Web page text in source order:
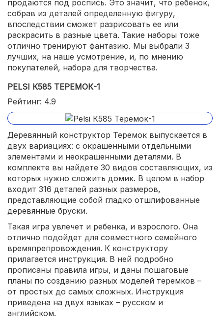
продаются под роспись. Это значит, что ребенок,
собрав из деталей определенную фигуру,
впоследствии сможет разрисовать ее или
раскрасить в разные цвета. Такие наборы тоже
отлично тренируют фантазию. Мы выбрали 3
лучших, на наше усмотрение, и, по мнению
покупателей, набора для творчества.
PELSI К585 ТЕРЕМОК-1
Рейтинг: 4.9
Деревянный конструктор Теремок выпускается в
двух вариациях: с окрашенными отдельными
элементами и неокрашенными деталями. В
комплекте вы найдете 30 видов составляющих, из
которых нужно сложить домик. В целом в набор
входит 316 деталей разных размеров,
представляющие собой гладко отшлифованные
деревянные бруски.
Такая игра увлечет и ребенка, и взрослого. Она
отлично подойдет для совместного семейного
времяпрепровождения. К конструктору
прилагается инструкция. В ней подробно
прописаны правила игры, и даны пошаговые
планы по созданию разных моделей теремков –
от простых до самых сложных. Инструкция
приведена на двух языках – русском и
английском.